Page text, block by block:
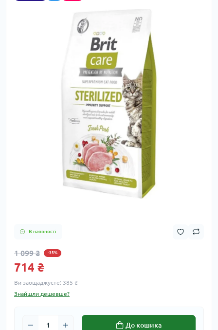
В наявності
1 099 ₴ -35%
714 ₴
Ви заощаджуєте: 385 ₴
Знайшли дешевше?
До кошика